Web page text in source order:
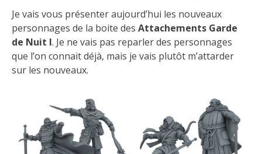
Je vais vous présenter aujourd’hui les nouveaux
personnages de la boite des Attachements Garde
de Nuit I. Je ne vais pas reparler des personnages
que l’on connait déjà, mais je vais plutôt m’attarder
sur les nouveaux.